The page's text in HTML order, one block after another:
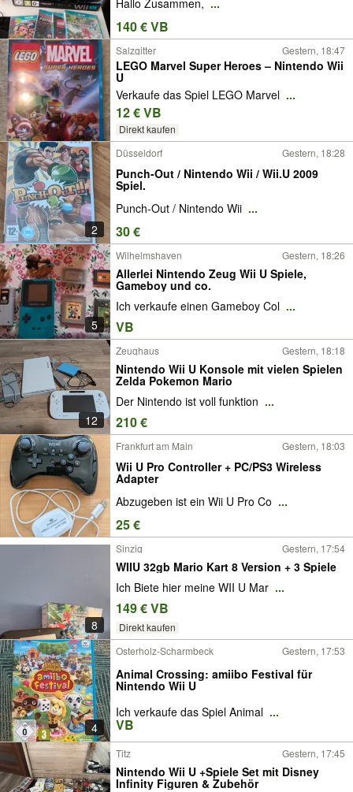
Hallo Zusammen, ...
140 € VB
Salzgitter Gestern, 18:47
LEGO Marvel Super Heroes – Nintendo Wii
U
Verkaufe das Spiel LEGO Marvel ...
12 € VB
Direkt kaufen
2
Düsseldorf Gestern, 18:28
Punch-Out / Nintendo Wii / Wii.U 2009
Spiel.
Punch-Out / Nintendo Wii ...
30 €
5
Wilhelmshaven Gestern, 18:26
Allerlei Nintendo Zeug Wii U Spiele,
Gameboy und co.
Ich verkaufe einen Gameboy Col ...
VB
12
Zeughaus Gestern, 18:18
Nintendo Wii U Konsole mit vielen Spielen
Zelda Pokemon Mario
Der Nintendo ist voll funktion ...
210 €
Frankfurt am Main Gestern, 18:03
Wii U Pro Controller + PC/PS3 Wireless
Adapter
Abzugeben ist ein Wii U Pro Co ...
25 €
8
Sinzig Gestern, 17:54
WIIU 32gb Mario Kart 8 Version + 3 Spiele
Ich Biete hier meine WII U Mar ...
149 € VB
Direkt kaufen
4
Osterholz-Scharmbeck Gestern, 17:53
Animal Crossing: amiibo Festival für
Nintendo Wii U
Ich verkaufe das Spiel Animal ...
VB
Titz Gestern, 17:45
Nintendo Wii U +Spiele Set mit Disney
Infinity Figuren & Zubehör